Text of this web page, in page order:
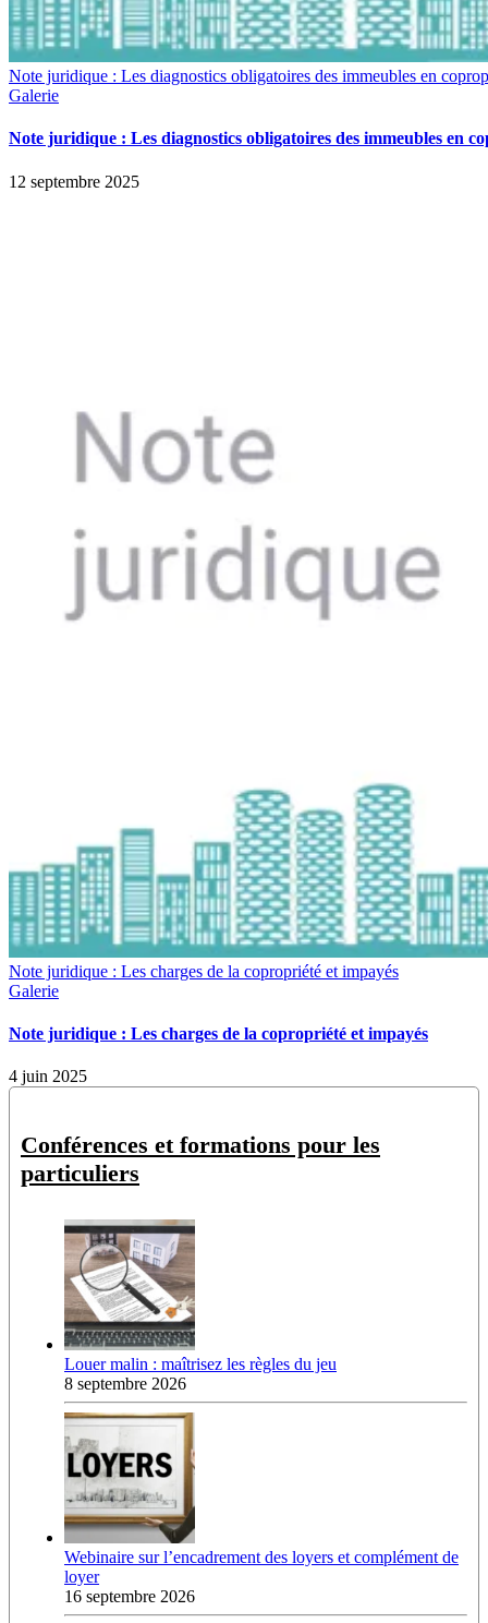
Note juridique : Les diagnostics obligatoires des immeubles en
Galerie
Note juridique : Les diagnostics obligatoires des immeubles en
12 septembre 2025
Note juridique : Les charges de la copropriété et impayés
Galerie
Note juridique : Les charges de la copropriété et impayés
4 juin 2025
Conférences et formations pour les
particuliers
Louer malin : maîtrisez les règles du jeu
8 septembre 2026
Webinaire sur l’encadrement des loyers et complément de
loyer
16 septembre 2026